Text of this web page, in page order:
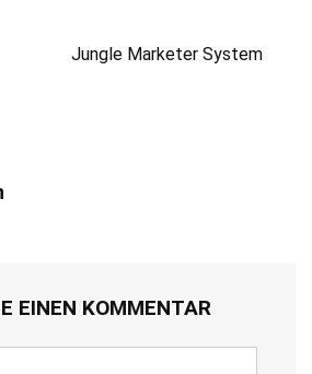
Jungle Marketer System
EINEN KOMMENTAR